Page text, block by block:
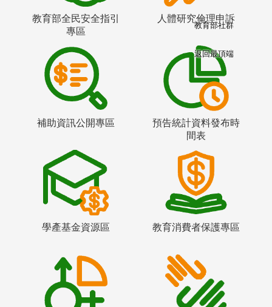
教育部全民安全指引
專區
人體研究倫理申訴
補助資訊公開專區
預告統計資料發布時
間表
學產基金資源區 教育消費者保護專區
教育部社群
返回最頂端